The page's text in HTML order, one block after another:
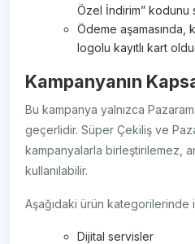
Özel İndirim” kodunu
Ödeme aşamasında,
logolu kayıtlı kart
Kampanyanın
Bu kampanya yalnızca
geçerlidir. Süper Çekiliş ve
kampanyalarla birleştirilemez,
kullanılabilir.
Aşağıdaki ürün kategorilerinde
Dijital servisler